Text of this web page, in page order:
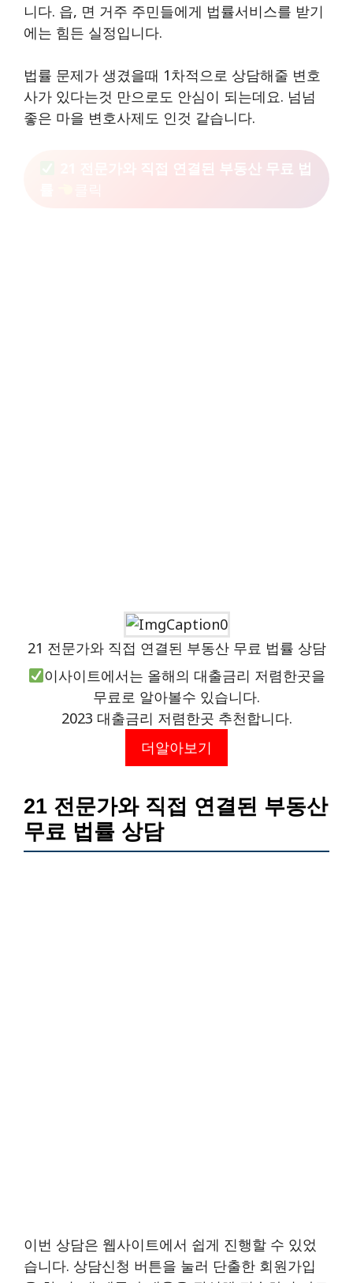
니다. 읍, 면 거주 주민들에게 법률서비스를 받기
에는 힘든 실정입니다.
법률 문제가 생겼을때 1차적으로 상담해줄 변호
사가 있다는것 만으로도 안심이 되는데요. 넘넘
좋은 마을 변호사제도 인것 같습니다.
21 전문가와 직접 연결된 부동산 무료 법
21 전문가와 직접 연결된 부동산 무료 법률 상담
이사이트에서는 올해의 대출금리 저렴한곳을
무료로 알아볼수 있습니다.
2023 대출금리 저렴한곳 추천합니다.
더알아보기
21 전문가와 직접 연결된 부동산
무료 법률 상담
이번 상담은 웹사이트에서 쉽게 진행할 수 있었
습니다. 상담신청 버튼을 눌러 단출한 회원가입